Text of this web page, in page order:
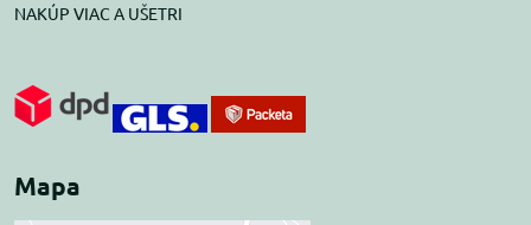
NAKÚP VIAC A UŠETRI
Mapa